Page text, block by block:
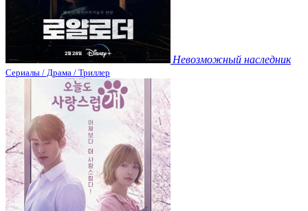
Невозможный наследник
Сериалы / Драма / Триллер